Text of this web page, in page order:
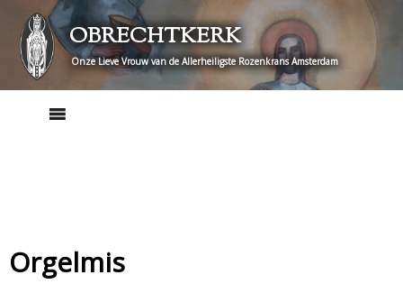
content
OBRECHTKERK
Onze Lieve Vrouw van de Allerheiligste Rozenkrans Amsterdam
Orgelmis